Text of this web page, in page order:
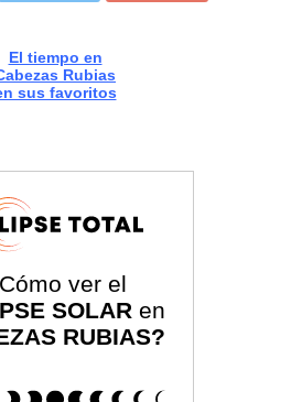
El tiempo en
Rubias
sus favoritos
ver el
SOLAR en
RUBIAS?